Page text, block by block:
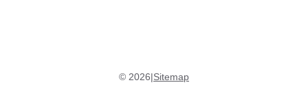
© 2026|Sitemap